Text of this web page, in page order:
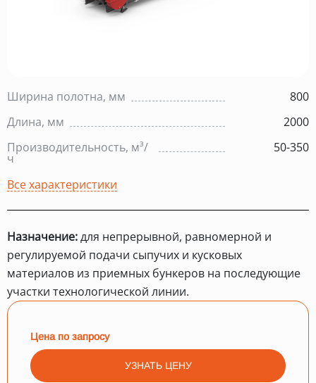
Ширина полотна, мм
800
Длина, мм
2000
Производительность, м³/
ч
50-350
Все характеристики
Назначение:для непрерывной, равномерной и
регулируемой подачи сыпучих и кусковых
материалов из приемных бункеров на последующие
участки технологической линии.
Цена по запросу
УЗНАТЬ ЦЕНУ